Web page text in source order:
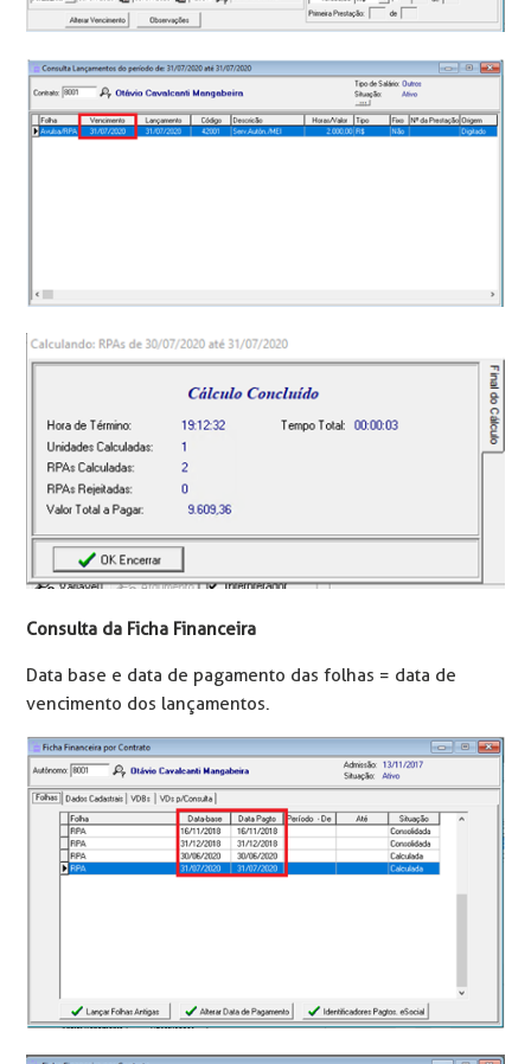
Consulta da Ficha Financeira
Data base e data de pagamento das folhas = data de
vencimento dos lançamentos.